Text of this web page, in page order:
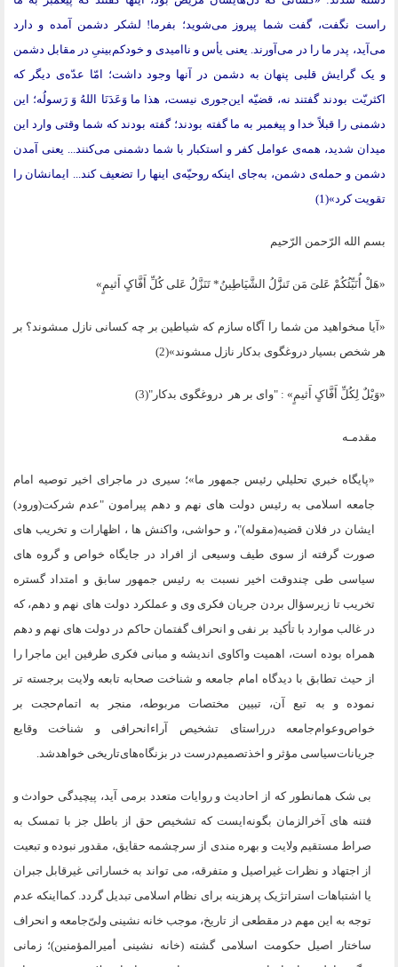
راست نگفت، گفت شما پیروز می‌شوید؛ بفرما! لشکر دشمن آمده و دارد
می‌آید، پدر ما را در می‌آورند. یعنی یأس و ناامیدی و خودکم‌بینیِ در مقابل دشمن
و یک گرایش قلبی پنهان به دشمن در آنها وجود داشت؛ امّا عدّه‌ی دیگر که
اکثریّت بودند گفتند نه، قضیّه این‌جوری نیست، هذا ما وَعَدَنَا اللهُ وَ رَسولُه؛ این
دشمنی را قبلاً خدا و پیغمبر به ما گفته بودند؛ گفته بودند که شما وقتی وارد این
میدان شدید، همه‌ی عوامل کفر و استکبار با شما دشمنی می‌کنند... یعنی آمدن
دشمن و حمله‌ی دشمن، به‌جای اینکه روحیّه‌ی اینها را تضعیف کند... ایمانشان را
تقویت کرد»(1)
بسم الله الرّحمن الرّحیم
«هَلْ أُنَبِّئُکُمْ عَلىَ‏ مَن تَنزََّلُ الشَّیَاطِینُ* تَنَزَّلُ عَلى‏ کُلِّ أَفَّاکٍ أَثیمٍ»
«آیا مى‏خواهید من شما را آگاه سازم که شیاطین بر چه کسانی نازل مى‏شوند؟ بر
هر شخص بسیار دروغگوى بدکار نازل مى‏شوند»(2)
«وَیْلٌ لِکُلِّ أَفَّاکٍ أَثیمٍ» : "واى بر هر دروغگوى بدکار"(3)
مقدمـه
«پايگاه خبري تحليلي رئيس جمهور ما»؛ سیری در ماجرای اخیر توصیه امام
جامعه اسلامی به رئیس دولت های نهم و دهم پیرامون "عدم شرکت(ورود)
ایشان در فلان قضیه(مقوله)"، و حواشی، واکنش ها ، اظهارات و تخریب های
صورت گرفته از سوی طیف وسیعی از افراد در جایگاه خواص و گروه های
سیاسی طی چندوقت اخیر نسبت به رئیس جمهور سابق و امتداد گستره
تخریب تا زیرسؤال بردن جریان فکری وی و عملکرد دولت های نهم و دهم، که
در غالب موارد با تأکید بر نفی و انحراف گفتمان حاکم در دولت های نهم و دهم
همراه بوده است، اهمیت واکاوی اندیشه و مبانی فکری طرفین این ماجرا را
از حیث تطابق با دیدگاه امام جامعه و شناخت صحابه تابعه ولایت برجسته تر
نموده و به تبع آن، تبیین مختصات مربوطه، منجر به اتمام‌حجت بر
خواص‌وعوام‌جامعه درراستای تشخیص آراء‌انحرافی و شناخت وقایع
جریانات‌سیاسی مؤثر و اخذتصمیم‌درست در بزنگاه‌های‌تاریخی خواهدشد.
بی شک همانطور که از احادیث و روایات متعدد برمی آید، پیچیدگی حوادث و
فتنه های آخرالزمان بگونه‌ایست که تشخیص حق از باطل جز با تمسک به
صراط مستقیم ولایت و بهره مندی از سرچشمه حقایق، مقدور نبوده و تبعیت
از اجتهاد و نظرات غیراصیل و متفرقه، می تواند به خساراتی غیرقابل جبران
یا اشتباهات استراتژیک پرهزینه برای نظام اسلامی تبدیل گردد. کما‌اینکه عدم
توجه به این مهم در مقطعی از تاریخ، موجب خانه نشینی ولیّ‌جامعه و انحراف
ساختار اصیل حکومت اسلامی گشته (خانه نشینی أمیرالمؤمنین)؛ زمانی